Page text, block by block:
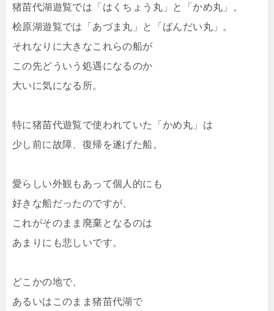
猪苗代湖遊覧では「はくちょう丸」と「かめ丸」。
桧原湖遊覧では「あづま丸」と「ばんだい丸」。
それなりに大きなこれらの船が
この先どういう処遇になるのか
大いに気になる所。
特に猪苗代遊覧で使われていた「かめ丸」は
少し前に故障、復帰を遂げた船。
愛らしい外観もあって個人的にも
好きな船だったのですが、
これがそのまま廃棄となるのは
あまりにも悲しいです。
どこかの地で、
あるいはこのまま猪苗代湖で